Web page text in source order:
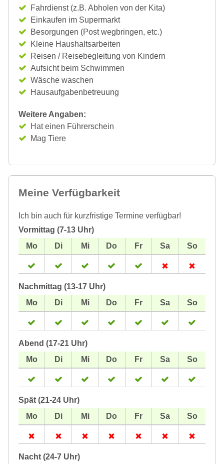
Fahrdienst (z.B. Abholen von der Kita)
Einkaufen im Supermarkt
Besorgungen (Post wegbringen, etc.)
Kleine Haushaltsarbeiten
Reisen / Reisebegleitung von Kindern
Aufsicht beim Schwimmen
Wäsche waschen
Hausaufgabenbetreuung
Weitere Angaben:
Hat einen Führerschein
Mag Tiere
Meine Verfügbarkeit
Ich bin auch für kurzfristige Termine verfügbar!
Vormittag (7-13 Uhr)
Nachmittag (13-17 Uhr)
Abend (17-21 Uhr)
Spät (21-24 Uhr)
Nacht (24-7 Uhr)